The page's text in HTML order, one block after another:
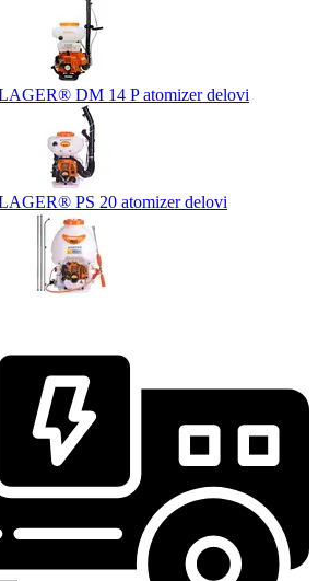
DM 14 P atomizer delovi
PS 20 atomizer delovi